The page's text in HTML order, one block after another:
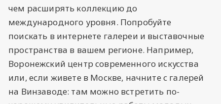
чем расширять коллекцию до
международного уровня. Попробуйте
поискать в интернете галереи и выставочные
пространства в вашем регионе. Например,
Воронежский центр современного искусства
или, если живете в Москве, начните с галерей
на Винзаводе: там можно встретить по-